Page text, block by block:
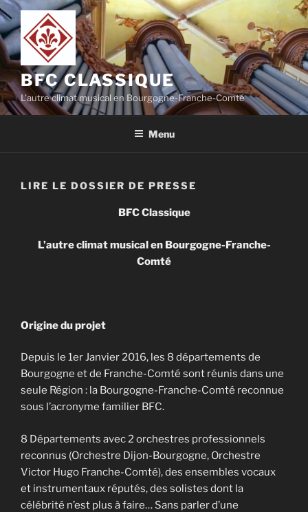
Aller
au
contenu
principal
BFC CLASSIQUE
L'autre climat musical en Bourgogne-Franche-Comté
Menu
LIRE LE DOSSIER DE PRESSE
BFC Classique
L’autre climat musical en Bourgogne-Franche-
Comté
Origine du projet
Depuis le 1er Janvier 2016, les 8 départements de
Bourgogne et de Franche-Comté sont réunis dans une
seule Région : la Bourgogne-Franche-Comté reconnue
sous l’acronyme familier BFC.
8 Départements avec 2 orchestres professionnels
reconnus (Orchestre Dijon-Bourgogne, Orchestre
Victor Hugo Franche-Comté), des ensembles vocaux
et instrumentaux réputés, des solistes dont la
célébrité n’est plus à faire… Sans parler d’une